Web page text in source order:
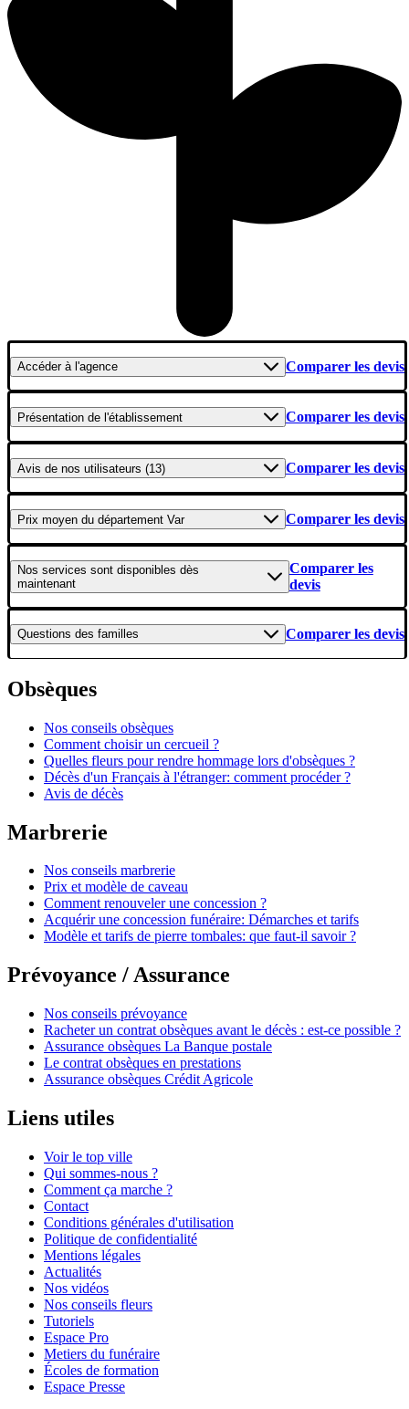
Accéderà l'agence Comparer les devis
Présentation de l'établissement Comparer les devis
Avis de nos utilisateurs (13) Comparer les devis
Prix moyen du département Var Comparer les devis
Nos services sont disponibles dès
maintenant
Comparer les
devis
Questions des familles Comparer les devis
Obsèques
Nos conseils obsèques
Comment choisir un cercueil ?
Quelles fleurs pour rendre hommage lors d'obsèques ?
Décès d'un Français à l'étranger: comment procéder ?
Avis de décès
Marbrerie
Nos conseils marbrerie
Prix et modèle de caveau
Comment renouveler une concession ?
Acquérir une concession funéraire: Démarches et tarifs
Modèle et tarifs de pierre tombales: que faut-il savoir ?
Prévoyance / Assurance
Nos conseils prévoyance
Racheter un contrat obsèques avant le décès : est-ce possible ?
Assurance obsèques La Banque postale
Le contrat obsèques en prestations
Assurance obsèques Crédit Agricole
Liens utiles
Voir le top ville
Qui sommes-nous ?
Comment ça marche ?
Contact
Conditions générales d'utilisation
Politique de confidentialité
Mentions légales
Actualités
Nos vidéos
Nos conseils fleurs
Tutoriels
Espace Pro
Metiers du funéraire
Écoles de formation
Espace Presse